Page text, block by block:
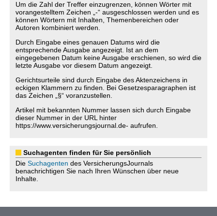
Um die Zahl der Treffer einzugrenzen, können Wörter mit
vorangestelltem Zeichen „-“ ausgeschlossen werden und es
können Wörtern mit Inhalten, Themenbereichen oder
Autoren kombiniert werden.
Durch Eingabe eines genauen Datums wird die
entsprechende Ausgabe angezeigt. Ist an dem
eingegebenen Datum keine Ausgabe erschienen, so wird die
letzte Ausgabe vor diesem Datum angezeigt.
Gerichtsurteile sind durch Eingabe des Aktenzeichens in
eckigen Klammern zu finden. Bei Gesetzesparagraphen ist
das Zeichen „§“ voranzustellen.
Artikel mit bekannten Nummer lassen sich durch Eingabe
dieser Nummer in der URL hinter
https://www.versicherungsjournal.de- aufrufen.
Suchagenten finden für Sie persönlich
Die Suchagenten des VersicherungsJournals
benachrichtigen Sie nach Ihren Wünschen über neue
Inhalte.